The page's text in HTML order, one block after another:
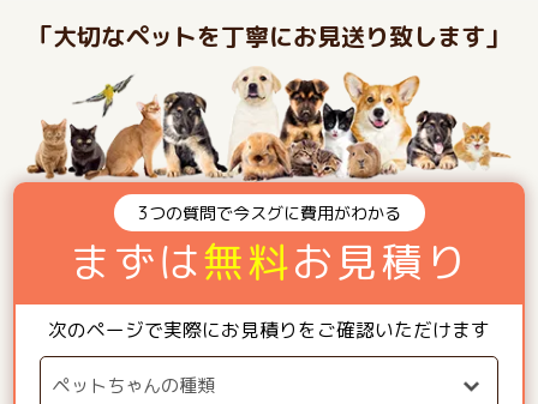
「大切なペットを丁寧にお見送り致します」
3つの質問で今スグに費用がわかる
まずは無料お見積り
次のページで実際にお見積りをご確認いただけます